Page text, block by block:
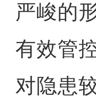
严峻的
有效管
对隐患